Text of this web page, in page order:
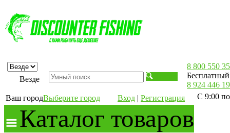
Везде
Ваш городВыберите город Вход | Регистрация
8 800 550
8 924 446
С 9:00
Каталог товаров